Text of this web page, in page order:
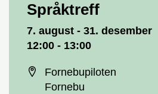
Språktreff
7. august - 31. desember
12:00 - 13:00
Fornebupiloten
Fornebu